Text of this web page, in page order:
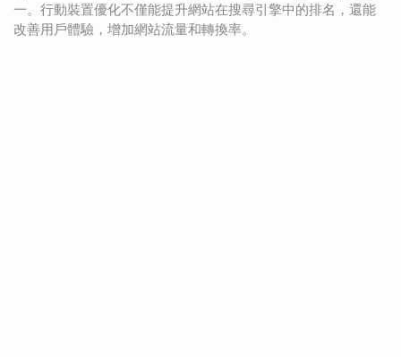
一。行動裝置優化不僅能提升網站在搜尋引擎中的排名，還能
改善用戶體驗，增加網站流量和轉換率。